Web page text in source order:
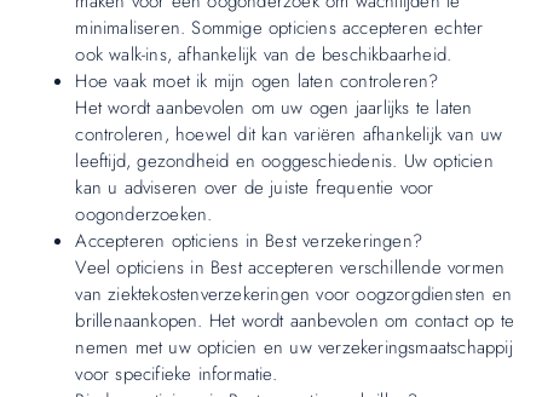
minimaliseren. Sommige opticiens accepteren echter
ook walk-ins, afhankelijk van de beschikbaarheid.
Hoe vaak moet ik mijn ogen laten controleren?
Het wordt aanbevolen om uw ogen jaarlijks te laten
controleren, hoewel dit kan variëren afhankelijk van uw
leeftijd, gezondheid en ooggeschiedenis. Uw opticien
kan u adviseren over de juiste frequentie voor
oogonderzoeken.
Accepteren opticiens in Best verzekeringen?
Veel opticiens in Best accepteren verschillende vormen
van ziektekostenverzekeringen voor oogzorgdiensten en
brillenaankopen. Het wordt aanbevolen om contact op te
nemen met uw opticien en uw verzekeringsmaatschappij
voor specifieke informatie.